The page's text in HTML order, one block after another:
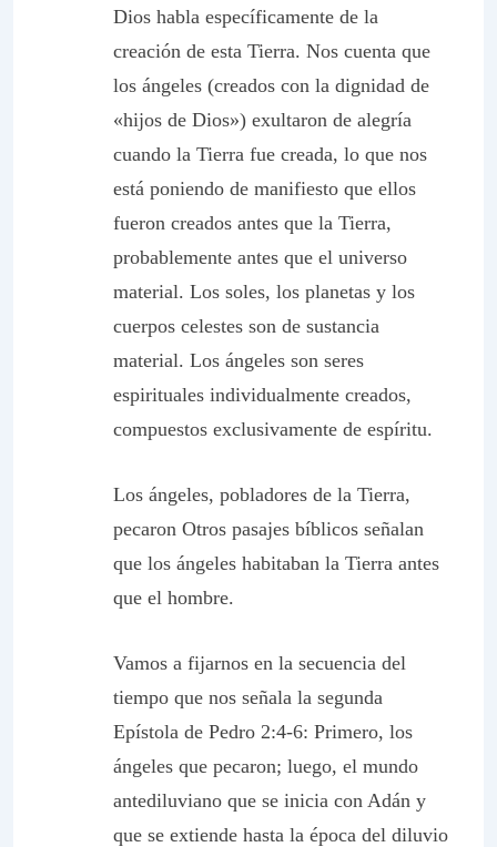
Dios habla específicamente de la
creación de esta Tierra. Nos cuenta que
los ángeles (creados con la dignidad de
«hijos de Dios») exultaron de alegría
cuando la Tierra fue creada, lo que nos
está poniendo de manifiesto que ellos
fueron creados antes que la Tierra,
probablemente antes que el universo
material. Los soles, los planetas y los
cuerpos celestes son de sustancia
material. Los ángeles son seres
espirituales individualmente creados,
compuestos exclusivamente de espíritu.
Los ángeles, pobladores de la Tierra,
pecaron Otros pasajes bíblicos señalan
que los ángeles habitaban la Tierra antes
que el hombre.
Vamos a fijarnos en la secuencia del
tiempo que nos señala la segunda
Epístola de Pedro 2:4-6: Primero, los
ángeles que pecaron; luego, el mundo
antediluviano que se inicia con Adán y
que se extiende hasta la época del diluvio